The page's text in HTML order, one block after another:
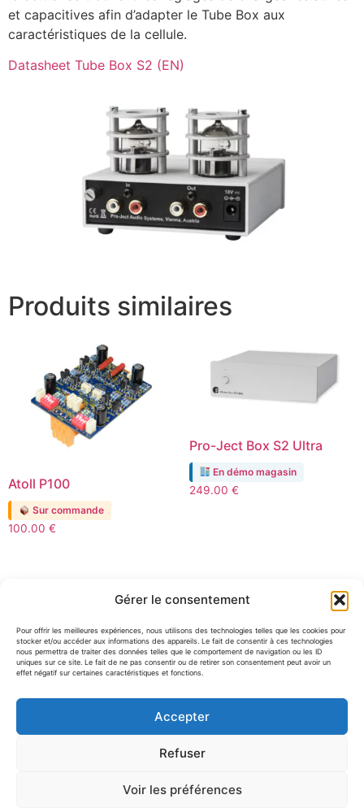
Gérer le consentement
Pour offrir les meilleures expériences, nous utilisons des technologies telles que les cookies pour
stocker et/ou accéder aux informations des appareils. Le fait de consentir à ces technologies
nous permettra de traiter des données telles que le comportement de navigation ou les ID
uniques sur ce site. Le fait de ne pas consentir ou de retirer son consentement peut avoir un
effet négatif sur certaines caractéristiques et fonctions.
Accepter
Refuser
Voir les préférences
et capacitives afin d’adapter le Tube Box aux
caractéristiques de la cellule.
Datasheet Tube Box S2 (EN)
Produits similaires
Atoll P100
Sur commande
100.00 €
Pro-Ject Box S2 Ultra
En démo magasin
249.00 €
899.00€ 399.00€